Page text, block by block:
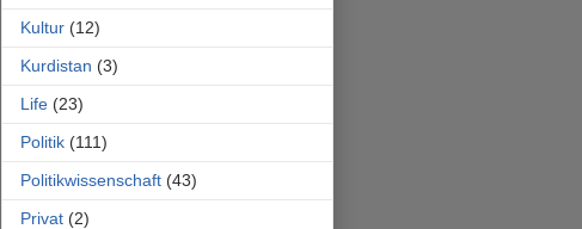
Kultur (12)
Kurdistan (3)
Life (23)
Politik (111)
Politikwissenschaft (43)
Privat (2)